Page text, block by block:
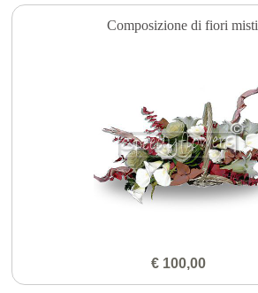
Composizione di fiori misti
€ 100,00